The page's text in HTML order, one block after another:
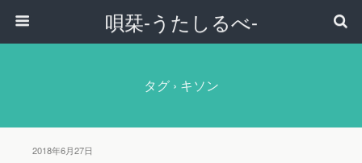
唄栞-うたしるべ-
タグ › キソン
2018年6月27日